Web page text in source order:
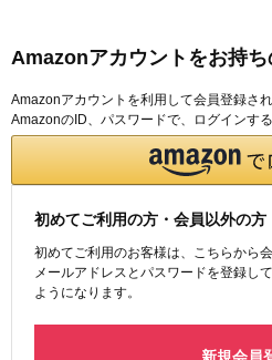
Amazonアカウントをお持ち
Amazonアカウントを利用して会員登録され
AmazonのID、パスワードで、ログインする
初めてご利用の方・会員以外の方
初めてご利用のお客様は、こちらから
メールアドレスとパスワードを登録し
ようになります。